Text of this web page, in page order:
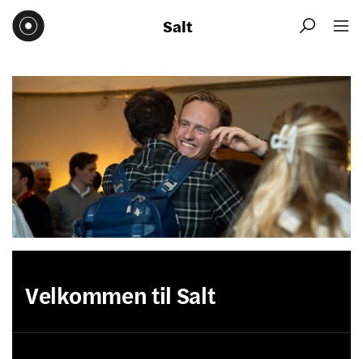
Salt  
Velkommen til Salt